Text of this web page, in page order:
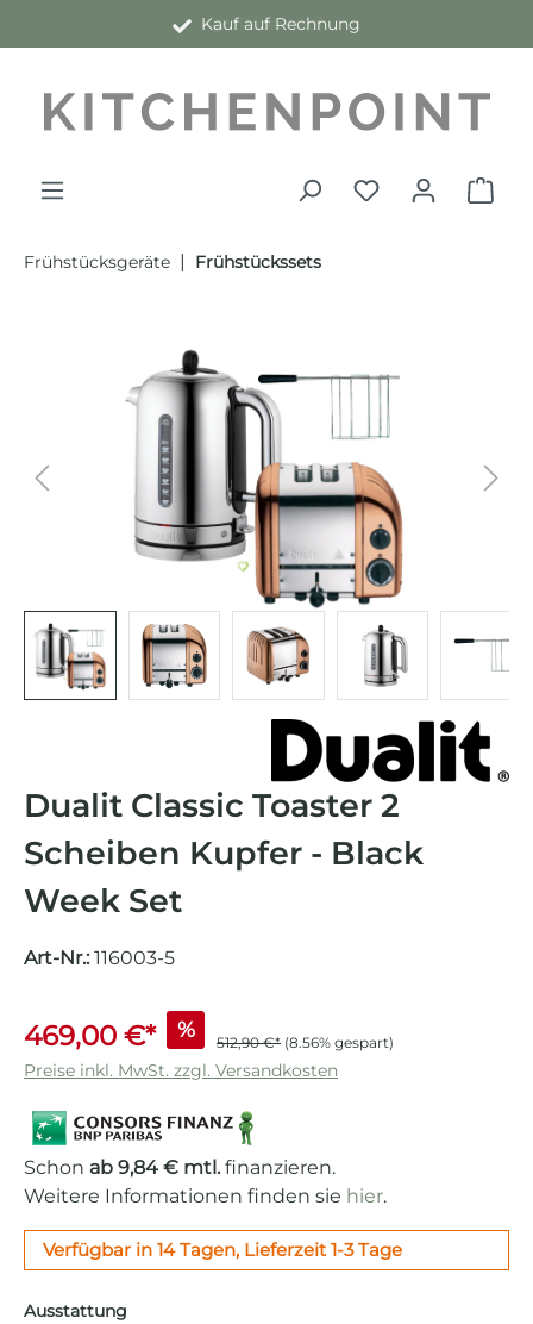
Kauf auf Rechnung
Frühstücksgeräte | Frühstückssets
Bildergalerie überspringen
Dualit Classic Toaster 2
Scheiben Kupfer - Black
Week Set
Art-Nr.: 116003-5
469,00 €* % 512,90 €* (8.56% gespart)
Preise inkl. MwSt. zzgl. Versandkosten
Schon ab 9,84 € mtl. finanzieren.
Weitere Informationen finden sie hier.
Verfügbar in 14 Tagen, Lieferzeit 1-3 Tage
Ausstattung